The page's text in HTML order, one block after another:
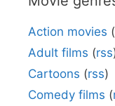
Action movies (
Adult films (rss
Cartoons (rss)
Comedy films (